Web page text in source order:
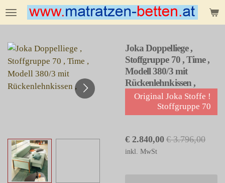
Zum
Hauptinhalt
Joka Doppelliege ,
Stoffgruppe 70 , Time ,
Modell 380/3 mit
Rückenlehnkissen ,
Original Joka Stoffe !
Stoffgruppe 70
€ 2.840,00 € 3.796,00
inkl. MwSt